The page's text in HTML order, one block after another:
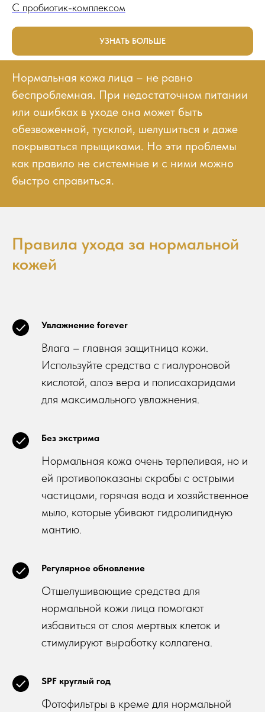
С пробиотик-комплексом
УЗНАТЬ БОЛЬШЕ
Нормальная кожа лица – не равно
беспроблемная. При недостаточном питании
или ошибках в уходе она может быть
обезвоженной, тусклой, шелушиться и даже
покрываться прыщиками. Но эти проблемы
как правило не системные и с ними можно
быстро справиться.
Правила ухода за нормальной
кожей
Увлажнение forever
Влага – главная защитница кожи.
Используйте средства с гиалуроновой
кислотой, алоэ вера и полисахаридами
для максимального увлажнения.
Без экстрима
Нормальная кожа очень терпеливая, но и
ей противопоказаны скрабы с острыми
частицами, горячая вода и хозяйственное
мыло, которые убивают гидролипидную
мантию.
Регулярное обновление
Отшелушивающие средства для
нормальной кожи лица помогают
избавиться от слоя мертвых клеток и
стимулируют выработку коллагена.
SPF круглый год
Фотофильтры в креме для нормальной